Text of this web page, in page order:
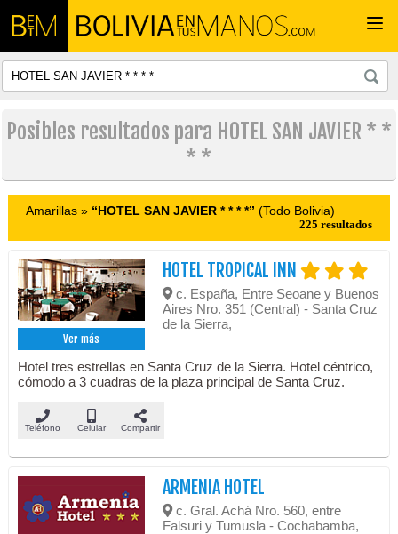
Posibles resultados para HOTEL SAN JAVIER * *
* *
Amarillas » “HOTEL SAN JAVIER * * * *” (Todo Bolivia)
225 resultados
Ver más
HOTEL TROPICAL INN
c. España, Entre Seoane y Buenos
Aires Nro. 351 (Central) - Santa Cruz
de la Sierra,
Hotel tres estrellas en Santa Cruz de la Sierra. Hotel céntrico,
cómodo a 3 cuadras de la plaza principal de Santa Cruz.
Teléfono Celular Compartir
ARMENIA HOTEL
c. Gral. Achá Nro. 560, entre
Falsuri y Tumusla - Cochabamba,